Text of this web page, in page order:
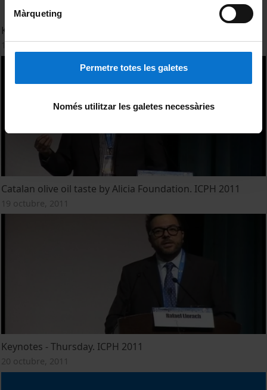
Màrqueting
Permetre totes les galetes
Només utilitzar les galetes necessàries
Keynotes - Wednesday. ICPH 2011
19 octubre, 2011
Catalan olive oil taste by Alicia Foundation. ICPH 2011
19 octubre, 2011
Keynotes - Thursday. ICPH 2011
20 octubre, 2011